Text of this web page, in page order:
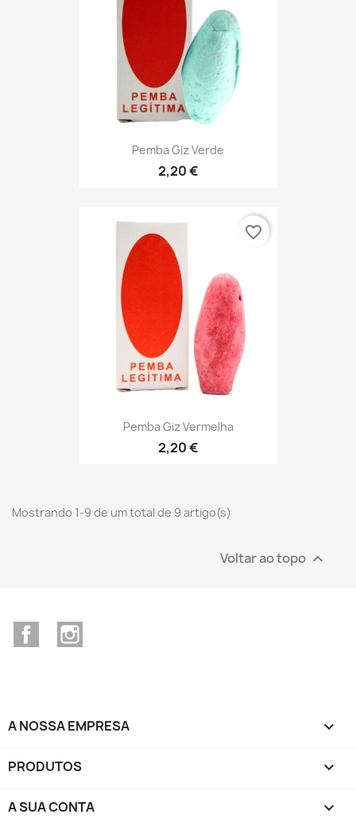
Pemba Giz Verde
2,20 €
Pemba Giz Vermelha
2,20 €
favorite_border
Mostrando 1-9 de um total de 9 artigo(s)
Voltar ao topo 
Facebook
A NOSSA EMPRESA 
PRODUTOS 
A SUA CONTA 